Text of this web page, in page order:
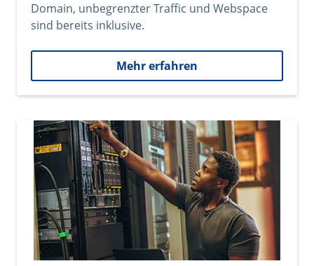
Domain, unbegrenzter Traffic und Webspace
sind bereits inklusive.
Mehr erfahren